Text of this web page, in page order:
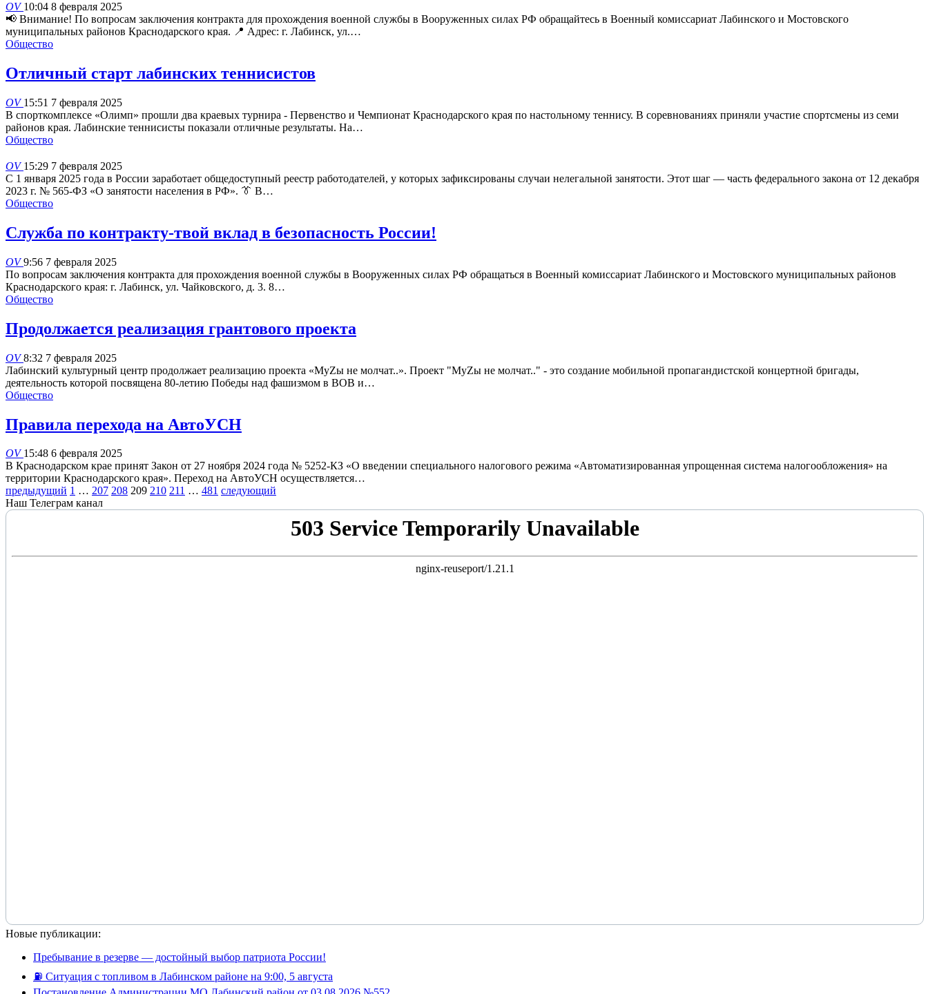
OV10:04 8 февраля 2025
📢 Внимание! По вопросам заключения контракта для прохождения военной службы в Вооруженных силах РФ обращайтесь в Военный комиссариат Лабинского и Мостовского
муниципальных районов Краснодарского края. 📍 Адрес: г. Лабинск, ул.…
Общество
Отличный старт лабинских теннисистов
OV15:51 7 февраля 2025
В спорткомплексе «Олимп» прошли два краевых турнира - Первенство и Чемпионат Краснодарского края по настольному теннису. В соревнованиях приняли участие спортсмены из семи
районов края. Лабинские теннисисты показали отличные результаты. На…
Общество
OV15:29 7 февраля 2025
С 1 января 2025 года в России заработает общедоступный реестр работодателей, у которых зафиксированы случаи нелегальной занятости. Этот шаг — часть федерального закона от 12 декабря
2023 г. № 565-ФЗ «О занятости населения в РФ». 👔 В…
Общество
Служба по контракту-твой вклад в безопасность России!
OV9:56 7 февраля 2025
По вопросам заключения контракта для прохождения военной службы в Вооруженных силах РФ обращаться в Военный комиссариат Лабинского и Мостовского муниципальных районов
Краснодарского края: г. Лабинск, ул. Чайковского, д. 3. 8…
Общество
Продолжается реализация грантового проекта
OV8:32 7 февраля 2025
Лабинский культурный центр продолжает реализацию проекта «МуZы не молчат..». Проект "МуZы не молчат.." - это создание мобильной пропагандистской концертной бригады,
деятельность которой посвящена 80-летию Победы над фашизмом в ВОВ и…
Общество
Правила перехода на АвтоУСН
OV15:48 6 февраля 2025
В Краснодарском крае принят Закон от 27 ноября 2024 года № 5252-КЗ «О введении специального налогового режима «Автоматизированная упрощенная система налогообложения» на
территории Краснодарского края». Переход на АвтоУСН осуществляется…
предыдущий 1 … 207 208 209 210 211 … 481 следующий
Наш Телеграм канал
Новые публикации:
Пребывание в резерве — достойный выбор патриота России!
⛽️ Ситуация с топливом в Лабинском районе на 9:00, 5 августа